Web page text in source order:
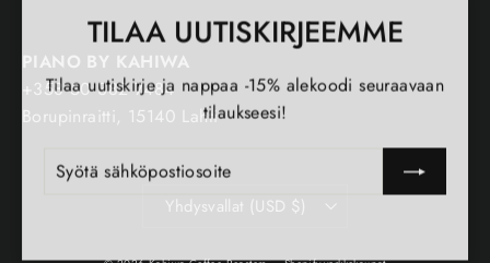
TILAA UUTISKIRJEEMME
Tilaa uutiskirje ja nappaa -15% alekoodi seuraavaan
tilaukseesi!
SÄHKÖPOSTIOSOITE
PIANO BY KAHIWA
+358 50 382 7484
Borupinraitti, 15140 Lahti
Valuutta
Yhdysvallat (USD $)